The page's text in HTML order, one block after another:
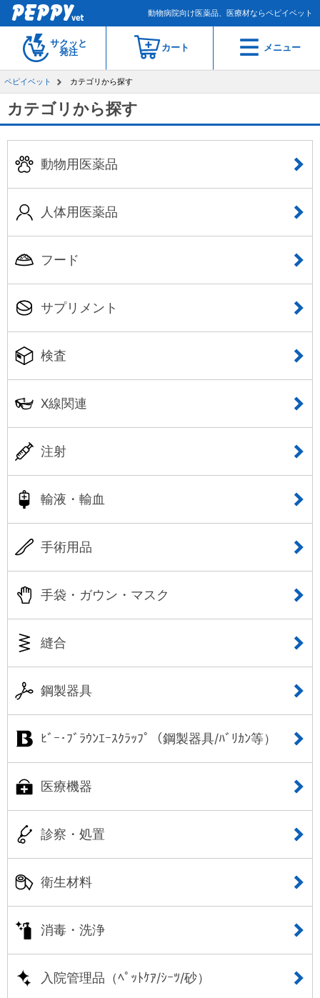
動物病院向け医薬品、医療材ならペピイベット
サクッと
発注
カート メニュー
ペピイベット カテゴリから探す
カテゴリから探す
動物用医薬品
人体用医薬品
フード
サプリメント
検査
X線関連
注射
輸液・輸血
手術用品
手袋・ガウン・マスク
縫合
鋼製器具
ﾋﾞｰ･ﾌﾞﾗｳﾝｴｰｽｸﾗｯﾌﾟ（鋼製器具/ﾊﾞﾘｶﾝ等）
医療機器
診察・処置
衛生材料
消毒・洗浄
入院管理品（ﾍﾟｯﾄｹｱ/ｼｰﾂ/砂）